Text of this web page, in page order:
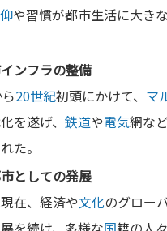
や習慣が都市生活に大き
ンフラの整備
20世紀初頭にかけて、 マ
を遂げ、鉄道や電気網な
た。
としての発展
在、経済や文化のグロー